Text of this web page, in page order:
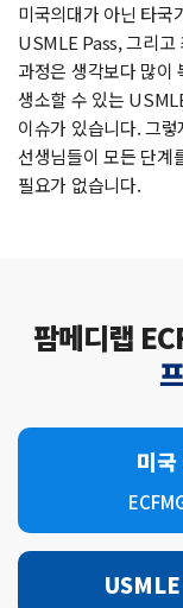
미국의대가 아닌 타국
USMLE Pass, 그리
과정은 생각보다 많이
생소할 수 있는
이슈가 있습니다. 그
선생님들이 모든 단계
필요가 없습니다.
팜메디랩
미